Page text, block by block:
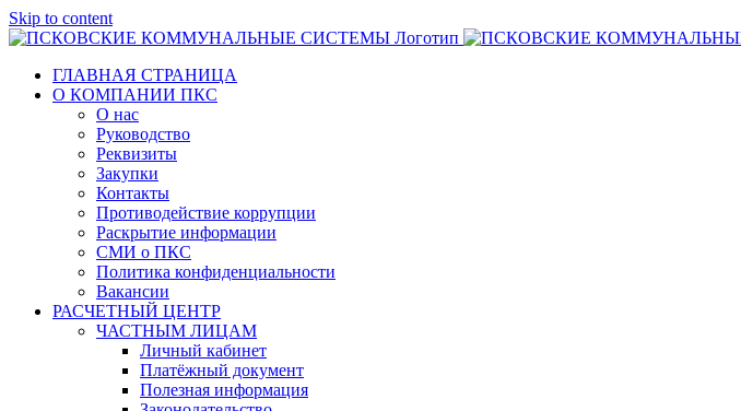
Skip to content
ГЛАВНАЯ СТРАНИЦА
О КОМПАНИИ ПКС
О нас
Руководство
Реквизиты
Закупки
Контакты
Противодействие коррупции
Раскрытие информации
СМИ о ПКС
Политика конфиденциальности
Вакансии
РАСЧЕТНЫЙ ЦЕНТР
ЧАСТНЫМ ЛИЦАМ
Личный кабинет
Платёжный документ
Полезная информация